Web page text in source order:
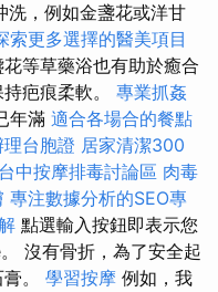
洗，例如金盞花或洋甘
索更多選擇的醫美項目
等草藥浴也有助於癒合
疤痕柔軟。 專業抓姦
年滿 適合各場合的餐點
台胞證 居家清潔300
台中按摩排毒討論區 肉毒
專注數據分析的SEO專
點選輸入按鈕即表示您
沒有骨折，為了安全起
。 學習按摩 例如，我